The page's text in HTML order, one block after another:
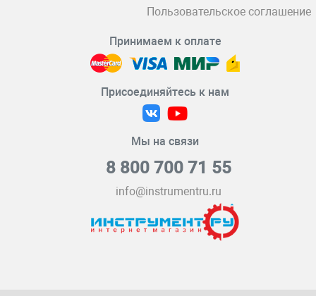
Пользовательское соглашение
Принимаем к оплате
Присоединяйтесь к нам
Мы на связи
8 800 700 71 55
info@instrumentru.ru